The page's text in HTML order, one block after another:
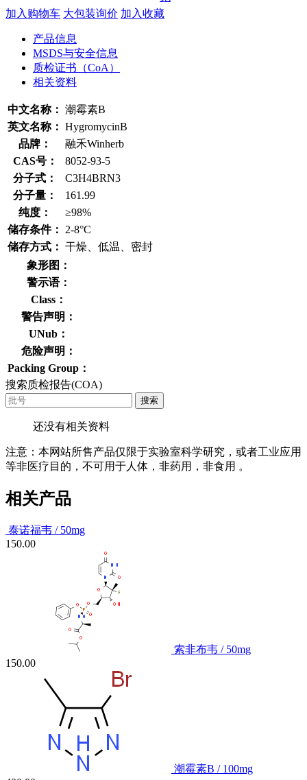
加入购物车 大包装询价 加入收藏
产品信息
MSDS与安全信息
质检证书（CoA）
相关资料
中文名称： 潮霉素B
英文名称： HygromycinB
品牌：
融禾Winherb
CAS号：
8052-93-5
分子式：
C3H4BRN3
分子量：
161.99
纯度：
≥98%
储存条件：
2-8°C
储存方式： 干燥、低温、密封
象形图：
警示语：
Class：
警告声明：
UNub：
危险声明：
Packing Group：
搜索质检报告(COA)
搜索
还没有相关资料
注意：本网站所售产品仅限于实验室科学研究，或者工业应用
等非医疗目的，不可用于人体，非药用，非食用 。
相关产品
泰诺福韦 / 50mg
150.00
索非布韦 / 50mg
150.00
潮霉素B / 100mg